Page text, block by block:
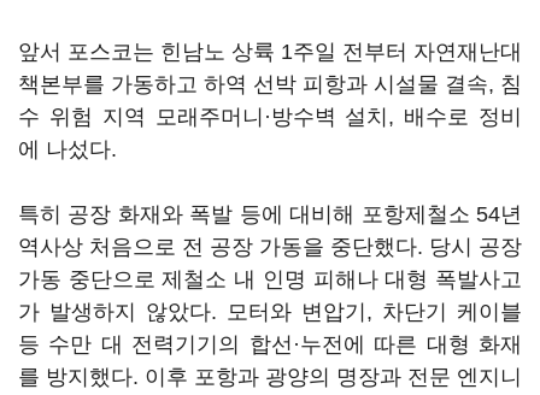
앞서 포스코는 힌남노 상륙 1주일 전부터 자연재난대
책본부를 가동하고 하역 선박 피항과 시설물 결속, 침
수 위험 지역 모래주머니·방수벽 설치, 배수로 정비
에 나섰다.
특히 공장 화재와 폭발 등에 대비해 포항제철소 54년
역사상 처음으로 전 공장 가동을 중단했다. 당시 공장
가동 중단으로 제철소 내 인명 피해나 대형 폭발사고
가 발생하지 않았다. 모터와 변압기, 차단기 케이블
등 수만 대 전력기기의 합선·누전에 따른 대형 화재
를 방지했다. 이후 포항과 광양의 명장과 전문 엔지니